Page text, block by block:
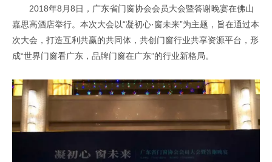
2018年8月8日，广东省门窗协会会员大会暨答谢晚宴在佛山
嘉思高酒店举行。本次大会以“凝初心·窗未来”为主题，旨在通过本
次大会，打造互利共赢的共同体，共创门窗行业共享资源平台，形
成“世界门窗看广东，品牌门窗在广东”的行业新格局。